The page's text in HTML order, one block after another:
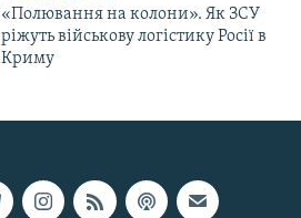
«Полювання на колони». Як ЗСУ
ріжуть військову логістику Росії в
Криму